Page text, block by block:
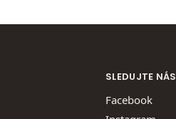
SLEDUJTE NÁS
Facebook